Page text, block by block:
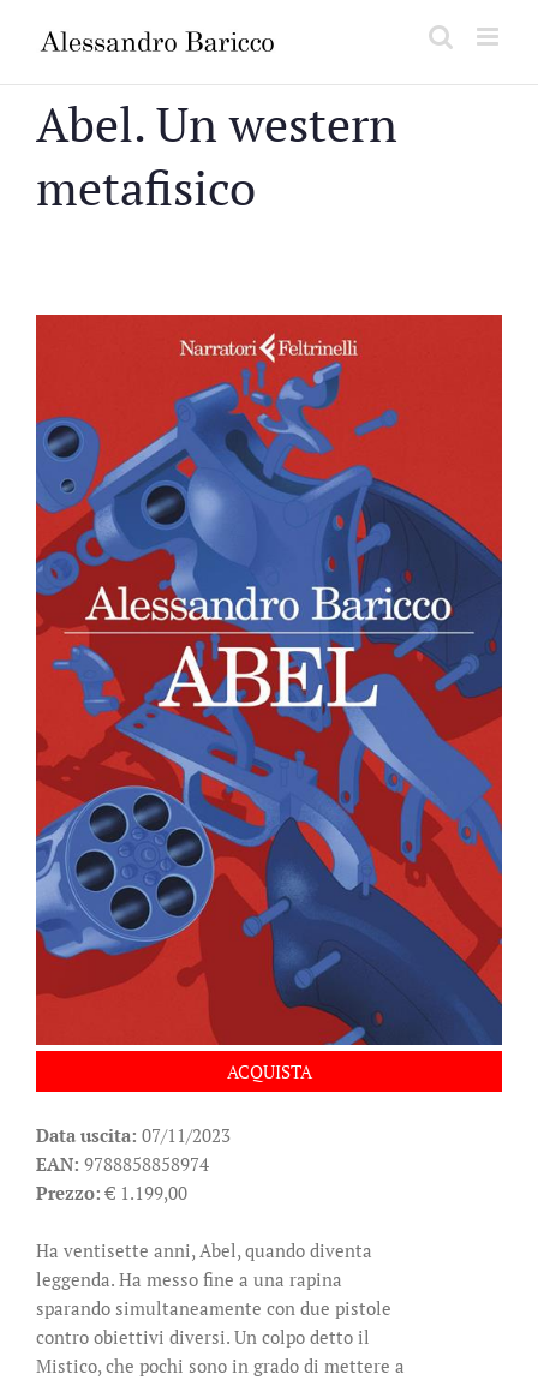
Abel. Un western
metafisico
ACQUISTA
Data uscita: 07/11/2023
EAN: 9788858858974
Prezzo: € 1.199,00
Ha ventisette anni, Abel, quando diventa
leggenda. Ha messo fine a una rapina
sparando simultaneamente con due pistole
contro obiettivi diversi. Un colpo detto il
Mistico, che pochi sono in grado di mettere a